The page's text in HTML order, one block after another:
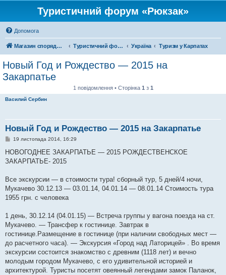
Туристичний форум «Рюкзак»
Допомога
Магазин спорядження Туристичний форум «Рюкзак» Україна Туризм у Карпатах
Новый Год и Рождество — 2015 на
Закарпатье
1 повідомлення • Сторінка 1 з 1
Василий Сербин
Новый Год и Рождество — 2015 на Закарпатье
П
в
д
л
е
н
н
19 листопада 2014, 16:29
НОВОГОДНЕЕ ЗАКАРПАТЬЕ — 2015 РОЖДЕСТВЕНСКОЕ
ЗАКАРПАТЬЕ- 2015
Все экскурсии — в стоимости тура! сборный тур, 5 дней/4 ночи,
Мукачево 30.12.13 — 03.01.14, 04.01.14 — 08.01.14 Стоимость тура
1955 грн. с человека
1 день, 30.12.14 (04.01.15) — Встреча группы у вагона поезда на ст.
Мукачево. — Трансфер к гостинице. Завтрак в
гостинице.Размещение в гостинице (при наличии свободных мест —
до расчетного часа). — Экскурсия «Город над Латорицей» . Во время
экскурсии состоится знакомство с древним (1118 лет) и вечно
молодым городом Мукачево, с его удивительной историей и
архитектурой. Туристы посетят овеянный легендами замок Паланок,